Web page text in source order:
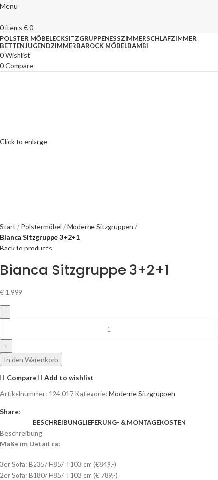
Menu
0items €0
POLSTER MÖBELECKSITZGRUPPENESSZIMMERSCHLAFZIMMER
BETTENJUGENDZIMMERBAROCK MÖBELBAMBI
0Wishlist
0Compare
Click to enlarge
Start Polstermöbel
Moderne Sitzgruppen
Bianca Sitzgruppe 3+2+1
Back to products
Bianca Sitzgruppe 3+2+1
€ 1.999
In den Warenkorb
Compare
Add to wishlist
Artikelnummer: 124.017 Kategorie: Moderne Sitzgruppen
Share:
BESCHREIBUNGLIEFERUNG- & MONTAGEKOSTEN
Beschreibung
Maße im Detail ca:
3er Sofa: B235/ H85/ T103 cm (€849,-)
2er Sofa: B180/ H85/ T103 cm (€ 789,-)